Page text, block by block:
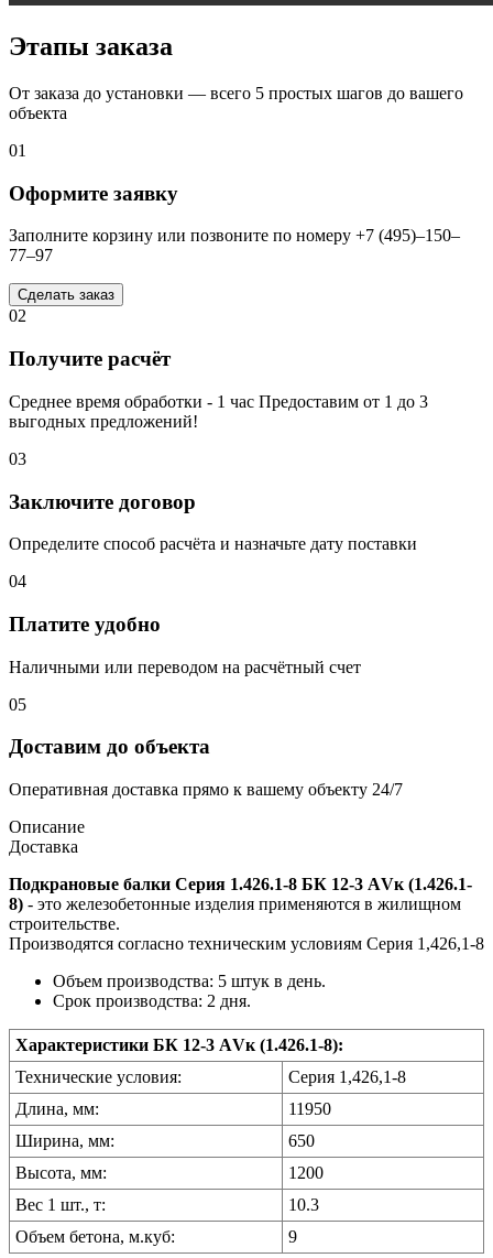
Этапы заказа
От заказа до установки — всего 5 простых шагов до вашего
объекта
01
Оформите заявку
Заполните корзину или позвоните по номеру +7 (495)–150–
77–97
Сделать заказ
02
Получите расчёт
Среднее время обработки - 1 час Предоставим от 1 до 3
выгодных предложений!
03
Заключите договор
Определите способ расчёта и назначьте дату поставки
04
Платите удобно
Наличными или переводом на расчётный счет
05
Доставим до объекта
Оперативная доставка прямо к вашему объекту 24/7
Описание
Доставка
Подкрановые балки Серия 1.426.1-8 БК 12-3 АVк (1.426.1-
8) - это железобетонные изделия применяются в жилищном
строительстве.
Производятся согласно техническим условиям Серия 1,426,1-8
Объем производства: 5 штук в день.
Срок производства: 2 дня.
Характеристики БК 12-3 АVк (1.426.1-8):
Технические условия:
Серия 1,426,1-8
Длина, мм:
11950
Ширина, мм:
650
Высота, мм:
1200
Вес 1 шт., т:
10.3
Объем бетона, м.куб:
9